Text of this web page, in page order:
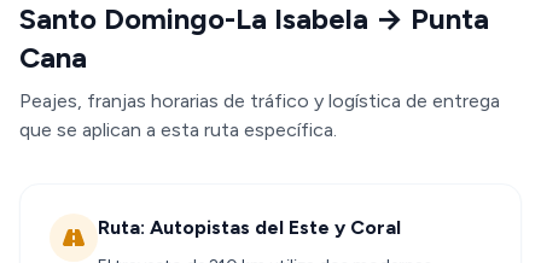
Santo Domingo-La Isabela → Punta
Cana
Peajes, franjas horarias de tráfico y logística de entrega
que se aplican a esta ruta específica.
Ruta: Autopistas del Este y Coral